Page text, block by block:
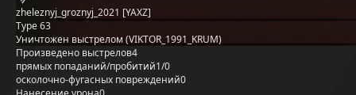
zheleznyj_groznyj_2021 [YAXZ]
Type 63
Уничтожен выстрелом (VIKTOR_1991_KRUM)
Произведено выстрелов4
прямых попаданий/пробитий1/0
осколочно-фугасных повреждений0